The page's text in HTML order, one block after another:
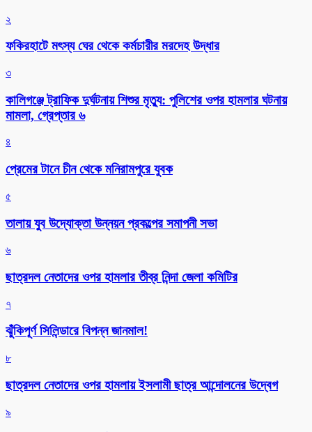
২
ফকিরহাটে মৎস্য ঘের থেকে কর্মচারীর মরদেহ উদ্ধার
৩
কালিগঞ্জে ট্রাফিক দুর্ঘটনায় শিশুর মৃত্যু: পুলিশের ওপর হামলার ঘটনায়
মামলা, গ্রেপ্তার ৬
৪
প্রেমের টানে চীন থেকে মনিরামপুরে যুবক
৫
তালায় যুব উদ্যোক্তা উন্নয়ন প্রকল্পের সমাপনী সভা
৬
ছাত্রদল নেতাদের ওপর হামলার তীব্র নিন্দা জেলা কমিটির
৭
ঝুঁকিপূর্ণ সিলিন্ডারে বিপন্ন জানমাল!
৮
ছাত্রদল নেতাদের ওপর হামলায় ইসলামী ছাত্র আন্দোলনের উদ্বেগ
৯